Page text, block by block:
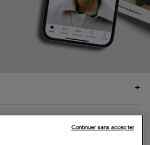
Continuer sans accepter